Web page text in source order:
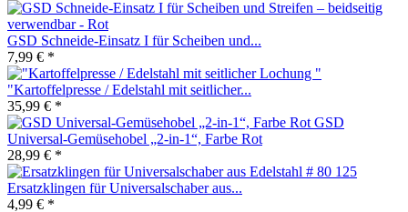
GSD Schneide-Einsatz I für Scheiben und...
7,99 € *
"Kartoffelpresse / Edelstahl mit seitlicher...
35,99 € *
GSD
Universal-Gemüsehobel „2-in-1“, Farbe Rot
28,99 € *
Ersatzklingen für Universalschaber aus...
4,99 € *